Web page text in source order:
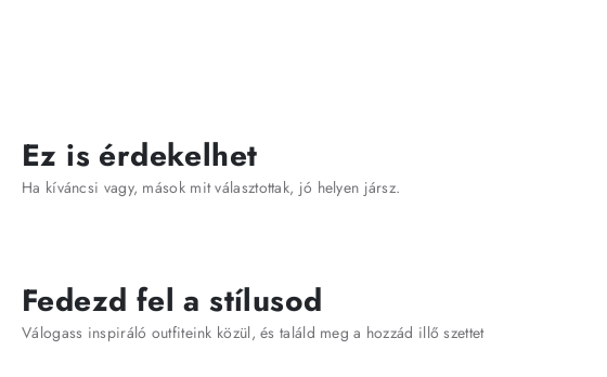
Ez is érdekelhet
Ha kíváncsi vagy, mások mit választottak, jó helyen jársz.
Fedezd fel a stílusod
Válogass inspiráló outfiteink közül, és találd meg a hozzád illő szettet